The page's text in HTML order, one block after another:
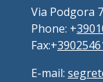
Via Podgora 7
Phone: +
Fax:+
E-mail: